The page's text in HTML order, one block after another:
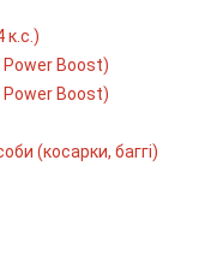
к.с.)
Power Boost)
Power Boost)
(косарки, баггі)